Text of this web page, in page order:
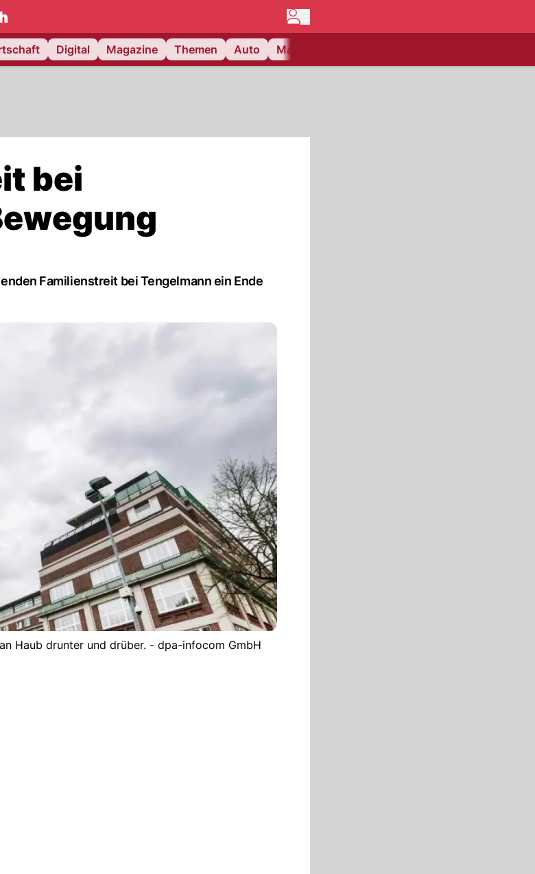
Digital Magazine Themen Auto Matchcenter
bei
Familienstreit bei Tengelmann ein Ende
Haub drunter und drüber. - dpa-infocom GmbH